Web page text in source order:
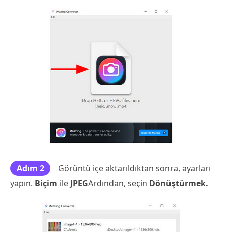
Adım 2
Görüntü içe aktarıldıktan sonra, ayarları
yapın. Biçim ile JPEGArdından, seçin Dönüştürmek.